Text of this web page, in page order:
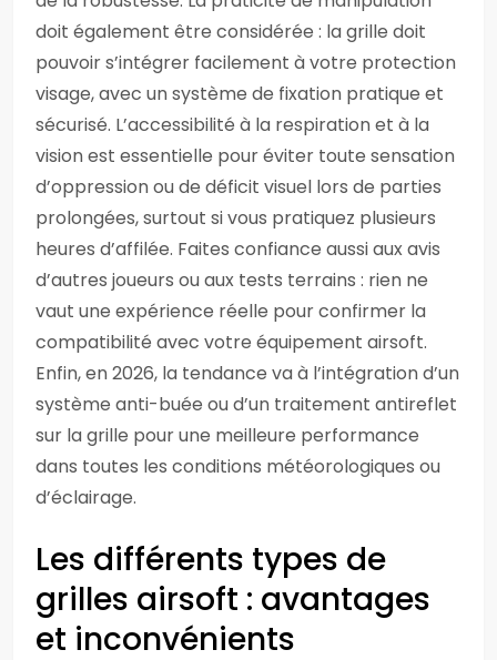
doit également être considérée : la grille doit
pouvoir s’intégrer facilement à votre protection
visage, avec un système de fixation pratique et
sécurisé. L’accessibilité à la respiration et à la
vision est essentielle pour éviter toute sensation
d’oppression ou de déficit visuel lors de parties
prolongées, surtout si vous pratiquez plusieurs
heures d’affilée. Faites confiance aussi aux avis
d’autres joueurs ou aux tests terrains : rien ne
vaut une expérience réelle pour confirmer la
compatibilité avec votre équipement airsoft.
Enfin, en 2026, la tendance va à l’intégration d’un
système anti-buée ou d’un traitement antireflet
sur la grille pour une meilleure performance
dans toutes les conditions météorologiques ou
d’éclairage.
Les différents types de
grilles airsoft : avantages
et inconvénients